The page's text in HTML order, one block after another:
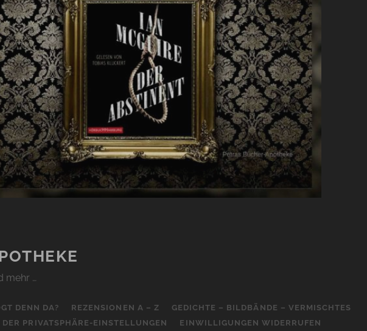
mehr …
DENN DA? REZENSIONEN A – Z
GEDICHTE – BILDBÄNDE – VERMISCHTES
PRIVATSPHÄRE-EINSTELLUNGEN EINWILLIGUNGEN WIDERRUFEN